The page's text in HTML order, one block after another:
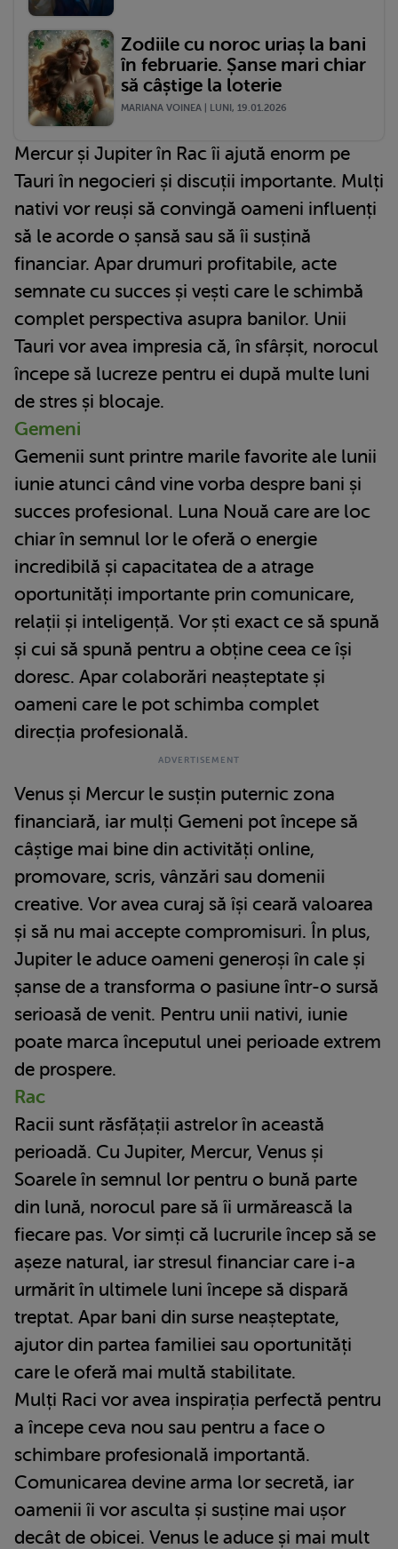
Zodiile cu noroc uriaș la bani
în februarie. Șanse mari chiar
să câștige la loterie
MARIANA VOINEA | LUNI, 19.01.2026
Mercur și Jupiter în Rac îi ajută enorm pe
Tauri în negocieri și discuții importante. Mulți
nativi vor reuși să convingă oameni influenți
să le acorde o șansă sau să îi susțină
financiar. Apar drumuri profitabile, acte
semnate cu succes și vești care le schimbă
complet perspectiva asupra banilor. Unii
Tauri vor avea impresia că, în sfârșit, norocul
începe să lucreze pentru ei după multe luni
de stres și blocaje.
Gemeni
Gemenii sunt printre marile favorite ale lunii
iunie atunci când vine vorba despre bani și
succes profesional. Luna Nouă care are loc
chiar în semnul lor le oferă o energie
incredibilă și capacitatea de a atrage
oportunități importante prin comunicare,
relații și inteligență. Vor ști exact ce să spună
și cui să spună pentru a obține ceea ce își
doresc. Apar colaborări neașteptate și
oameni care le pot schimba complet
direcția profesională.
Venus și Mercur le susțin puternic zona
financiară, iar mulți Gemeni pot începe să
câștige mai bine din activități online,
promovare, scris, vânzări sau domenii
creative. Vor avea curaj să își ceară valoarea
și să nu mai accepte compromisuri. În plus,
Jupiter le aduce oameni generoși în cale și
șanse de a transforma o pasiune într-o sursă
serioasă de venit. Pentru unii nativi, iunie
poate marca începutul unei perioade extrem
de prospere.
Rac
Racii sunt răsfățații astrelor în această
perioadă. Cu Jupiter, Mercur, Venus și
Soarele în semnul lor pentru o bună parte
din lună, norocul pare să îi urmărească la
fiecare pas. Vor simți că lucrurile încep să se
așeze natural, iar stresul financiar care i-a
urmărit în ultimele luni începe să dispară
treptat. Apar bani din surse neașteptate,
ajutor din partea familiei sau oportunități
care le oferă mai multă stabilitate.
Mulți Raci vor avea inspirația perfectă pentru
a începe ceva nou sau pentru a face o
schimbare profesională importantă.
Comunicarea devine arma lor secretă, iar
oamenii îi vor asculta și susține mai ușor
decât de obicei. Venus le aduce și mai mult